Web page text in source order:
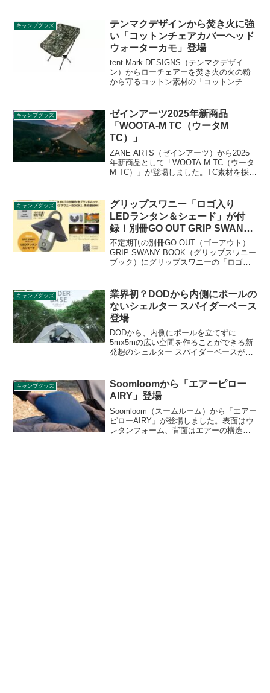
モデルが限定コヨーテカラーで登場しま
した。詳細をレビューします。
キャンプグッズ
テンマクデザインから焚き火に強
い「コットンチェアカバーヘッド
ウォーターカモ」登場
tent-Mark DESIGNS（テンマクデザイ
ン）からローチェアーを焚き火の火の粉
から守るコットン素材の「コットンチェ
できる「チェアカバーケース」も一緒に
発売されます。詳細をレビューします。
キャンプグッズ
ゼインアーツ2025年新商品
「WOOTA-M TC（ウータM
TC）」
ZANE ARTS（ゼインアーツ）から2025
年新商品として「WOOTA-M TC（ウータ
M TC）」が登場しました。TC素材を採用
ュを備えたハイスペックモデルです。
2025年10月3日（直営店）、10月6日（EC
サイト）発売予定です。詳細をレビュー
します。
キャンプグッズ
グリップスワニー「ロゴ入り
LEDランタン＆シェード」が付
録！別冊GO OUT GRIP SWANY
BOOK
不定期刊の別冊GO OUT（ゴーアウト）
GRIP SWANY BOOK（グリップスワニー
ブック）にグリップスワニーの「ロゴ入
が入ったLEDライトとシェードがセット
になっています。詳細をレビューしま
す。
キャンプグッズ
業界初？DODから内側にポールの
ないシェルター スパイダーベース
登場
DODから、内側にポールを立てずに
5mx5mの広い空間を作ることができる新
発想のシェルター スパイダーベースが登
商品の詳細をレビューします。
キャンプグッズ
Soomloomから「エアーピロー
AIRY」登場
Soomloom（スームルーム）から「エアー
ピローAIRY」が登場しました。表面はウ
レタンフォーム、背面はエアーの構造と